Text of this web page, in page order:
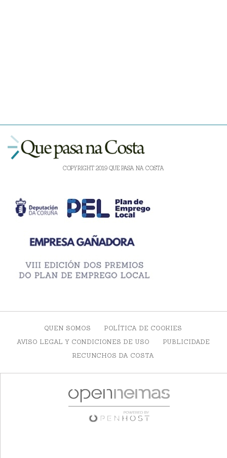
COPYRIGHT 2019 QUE PASA NA COSTA
QUEN SOMOS
POLÍTICA DE COOKIES
AVISO LEGAL Y CONDICIONES DE USO
PUBLICIDADE
RECUNCHOS DA COSTA